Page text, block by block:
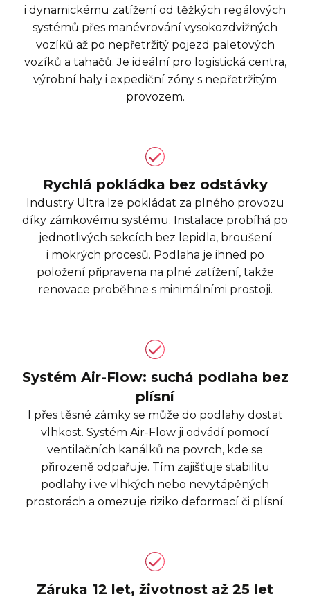
i dynamickému zatížení od těžkých regálových
systémů přes manévrování vysokozdvižných
vozíků až po nepřetržitý pojezd paletových
vozíků a tahačů. Je ideální pro logistická centra,
výrobní haly i expediční zóny s nepřetržitým
provozem.
Rychlá pokládka bez odstávky
Industry Ultra lze pokládat za plného provozu
díky zámkovému systému. Instalace probíhá po
jednotlivých sekcích bez lepidla, broušení
i mokrých procesů. Podlaha je ihned po
položení připravena na plné zatížení, takže
renovace proběhne s minimálními prostoji.
Systém Air-Flow: suchá podlaha bez
plísní
I přes těsné zámky se může do podlahy dostat
vlhkost. Systém Air-Flow ji odvádí pomocí
ventilačních kanálků na povrch, kde se
přirozeně odpařuje. Tím zajišťuje stabilitu
podlahy i ve vlhkých nebo nevytápěných
prostorách a omezuje riziko deformací či plísní.
Záruka 12 let, životnost až 25 let